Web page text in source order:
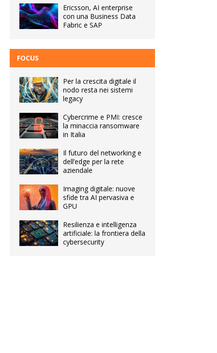
Ericsson, AI enterprise
con una Business Data
Fabric e SAP
FOCUS
Per la crescita digitale il
nodo resta nei sistemi
legacy
Cybercrime e PMI: cresce
la minaccia ransomware
in Italia
Il futuro del networking e
dell’edge per la rete
aziendale
Imaging digitale: nuove
sfide tra AI pervasiva e
GPU
Resilienza e intelligenza
artificiale: la frontiera della
cybersecurity